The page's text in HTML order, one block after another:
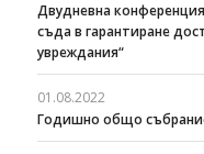
Двудневна
съда в гарантиране
увреждания“
01.08.2022
Годишно общо